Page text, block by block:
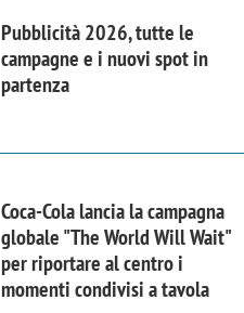
Pubblicità 2026, tutte le
campagne e i nuovi spot in
partenza
Coca-Cola lancia la campagna
globale "The World Will Wait"
per riportare al centro i
momenti condivisi a tavola